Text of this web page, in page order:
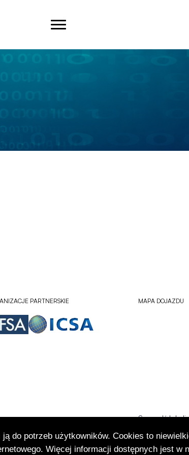
do potrzeb użytkowników. Cookies to
Więcej informacji dostępnych jest w
PARTNERSKIE MAPA DOJAZDU
Sprawdź
się
w
nowej